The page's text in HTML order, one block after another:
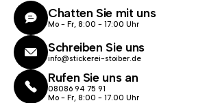
Chatten Sie mit uns
Mo - Fr, 8:00 - 17:00 Uhr
Schreiben Sie uns
info@stickerei-stoiber.de
Rufen Sie uns an
08086 94 75 91
Mo - Fr, 8:00 - 17.00 Uhr